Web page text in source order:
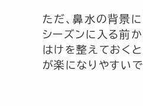
ただ、鼻水の背景に
シーズンに入る前
はけを整えておく
が楽になりやすいで